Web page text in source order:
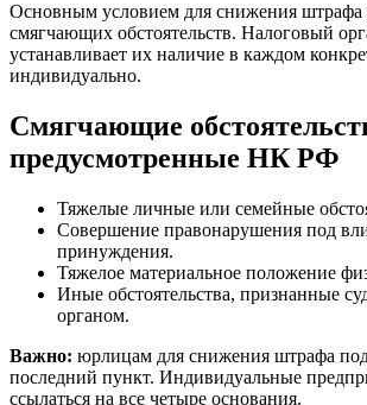
Основным условием для снижения штрафа
смягчающих обстоятельств. Налоговый
устанавливает их наличие в каждом
индивидуально.
Смягчающие
предусмотренные НК РФ
Тяжелые личные или семейные
Совершение правонарушения под
принуждения.
Тяжелое материальное положение
Иные обстоятельства, признанные
органом.
Важно: юрлицам для снижения штрафа
последний пункт. Индивидуальные
ссылаться на все четыре основания.